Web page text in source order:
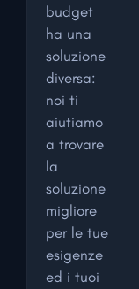
budget
ha una
soluzione
diversa:
noi ti
aiutiamo
a trovare
la
soluzione
migliore
per le tue
esigenze
ed i tuoi